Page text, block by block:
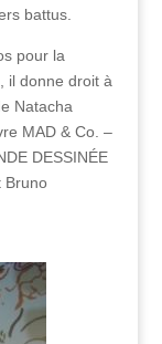
battus.
pour la
il donne droit à
Natacha
MAD & Co. –
DESSINÉE
Bruno